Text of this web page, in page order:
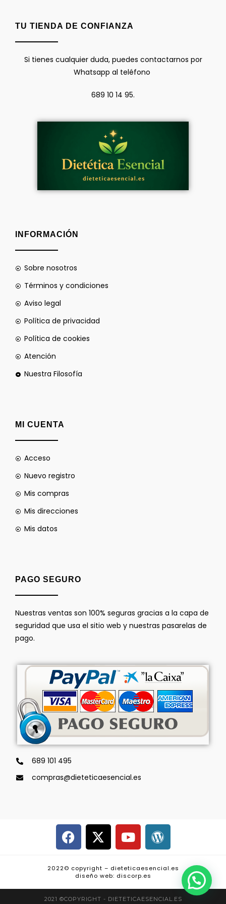
TU TIENDA DE CONFIANZA
Si tienes cualquier duda, puedes contactarnos por
Whatsapp al teléfono
689 10 14 95.
INFORMACIÓN
Sobre nosotros
Términos y condiciones
Aviso legal
Política de privacidad
Política de cookies
Atención
Nuestra Filosofía
MI CUENTA
Acceso
Nuevo registro
Mis compras
Mis direcciones
Mis datos
PAGO SEGURO
Nuestras ventas son 100% seguras gracias a la capa de
seguridad que usa el sitio web y nuestras pasarelas de
pago.
689 101 495
compras@dieteticaesencial.es
2022© copyright – dieteticaesencial.es
diseño web: discorp.es
2021 ©COPYRIGHT - DIETETICAESENCIAL.ES